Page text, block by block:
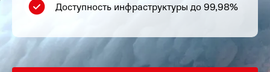
Доступность инфраструктуры до 99,98%